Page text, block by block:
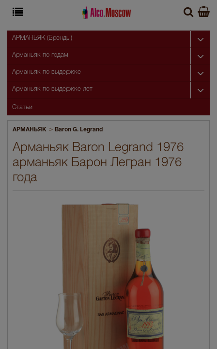
АРМАНЬЯК > Baron G. Legrand
Арманьяк Baron Legrand 1976
арманьяк Барон Легран 1976
года
АРМАНЬЯК (Бренды)
Арманьяк по годам
Арманьяк по выдержке
Арманьяк по выдержке лет
Статьи